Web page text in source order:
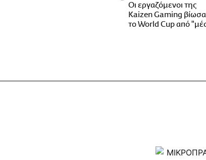
Οι εργαζόμενοι της
Kaizen Gaming
το World Cup από